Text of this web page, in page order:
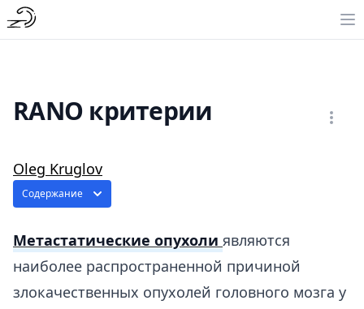
RANO критерии
Oleg Kruglov
Содержание
Метастатические опухоли являются
наиболее распространенной причиной
злокачественных опухолей головного мозга у